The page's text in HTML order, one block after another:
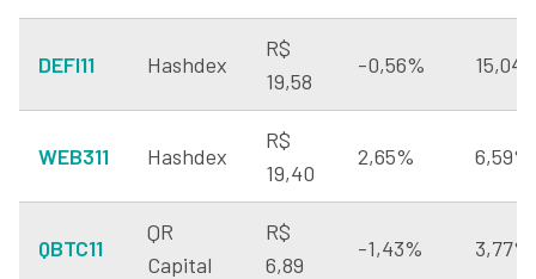
DEFI11 Hashdex
R$
19,58
-0,56%
WEB311 Hashdex
R$
19,40
2,65% 6,59%
QBTC11
QR
Capital
R$
6,89
-1,43% 3,77%